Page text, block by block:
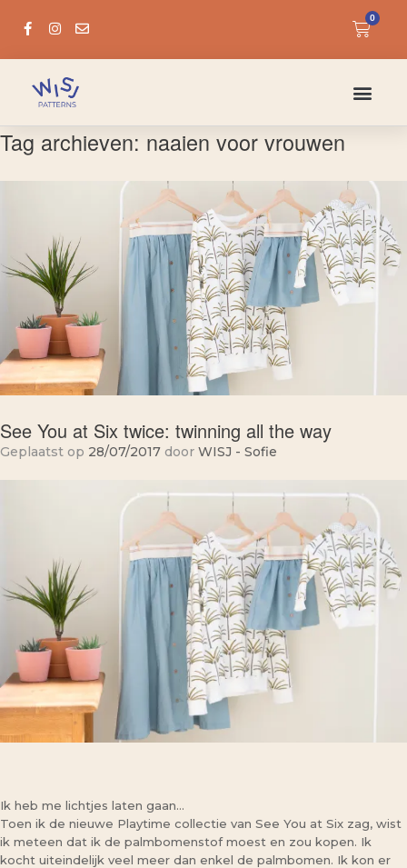
0
Tag archieven: naaien voor vrouwen
See You at Six twice: twinning all the way
Geplaatst op 28/07/2017 door WISJ - Sofie
Ik heb me lichtjes laten gaan…
Toen ik de nieuwe Playtime collectie van See You at Six zag, wist
ik meteen dat ik de palmbomenstof moest en zou kopen. Ik
kocht uiteindelijk veel meer dan enkel de palmbomen. Ik kon er